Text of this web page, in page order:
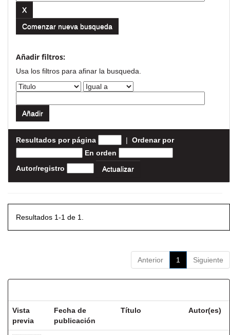
Comenzar nueva busqueda
Añadir filtros:
Usa los filtros para afinar la busqueda.
Resultados por página | Ordenar por
En orden
Autor/registro
Resultados 1-1 de 1.
Anterior 1 Siguiente
Vista
previa
Fecha de
publicación
Título Autor(es)